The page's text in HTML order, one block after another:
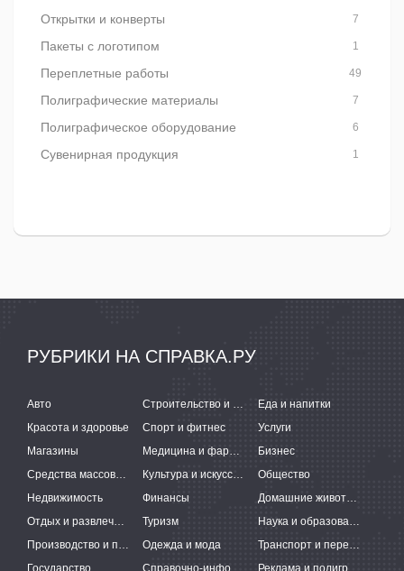
Открытки и конверты 7
Пакеты с логотипом 1
Переплетные работы 49
Полиграфические материалы 7
Полиграфическое оборудование 6
Сувенирная продукция 1
РУБРИКИ НА СПРАВКА.РУ
Авто Строительство и ремонт
Еда и напитки
Красота и здоровье
Спорт и фитнес
Услуги
Магазины
Медицина и фармацевтика
Бизнес
Средства массовой информации
Культура и искусство
Общество
Недвижимость
Финансы
Домашние животные
Отдых и развлечения
Туризм
Наука и образование
Производство и поставки
Одежда и мода
Транспорт и перевозки
Государство